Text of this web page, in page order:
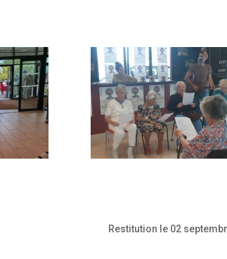
Restitution le 02